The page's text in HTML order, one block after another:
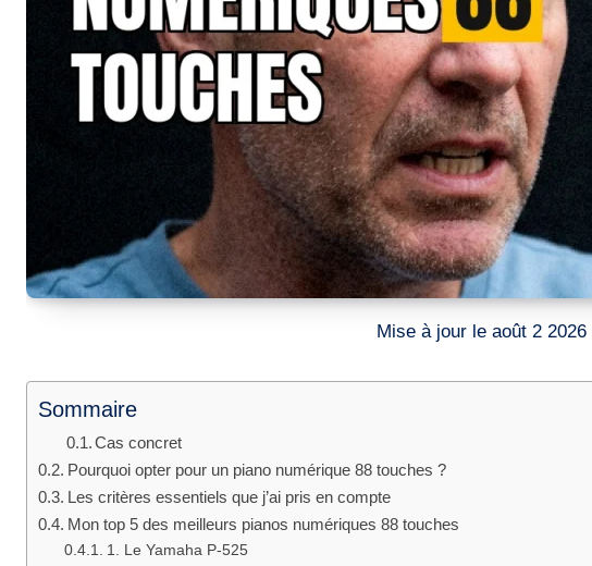
Mise à jour le août 2
Sommaire
Cas concret
Pourquoi opter pour un piano numérique 88 touches ?
Les critères essentiels que j’ai pris en compte
Mon top 5 des meilleurs pianos numériques 88 touches
1. Le Yamaha P-525